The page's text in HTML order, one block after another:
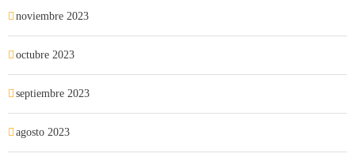
noviembre 2023
octubre 2023
septiembre 2023
agosto 2023